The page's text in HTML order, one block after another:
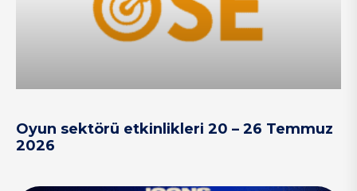
Oyun sektörü etkinlikleri 20 – 26 Temmuz
2026